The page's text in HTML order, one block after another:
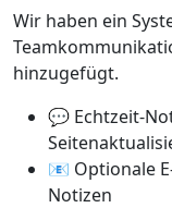
Wir haben ein
hinzugefügt.
💬 Echtzeit-
📧 Optionale
Notizen